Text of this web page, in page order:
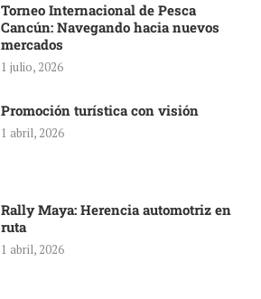
Torneo Internacional de Pesca
Cancún: Navegando hacia nuevos
mercados
1 julio, 2026
Promoción turística con visión
1 abril, 2026
Rally Maya: Herencia automotriz en
ruta
1 abril, 2026